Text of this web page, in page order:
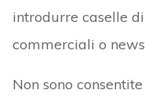
introdurre caselle
commerciali o
Non sono